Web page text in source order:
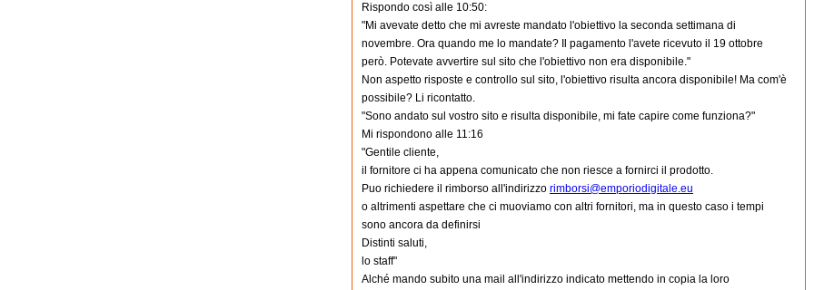
Rispondo così alle 10:50:
"Mi avevate detto che mi avreste mandato l'obiettivo la seconda settimana di
novembre. Ora quando me lo mandate? Il pagamento l'avete ricevuto il 19 ottobre
però. Potevate avvertire sul sito che l'obiettivo non era disponibile."
Non aspetto risposte e controllo sul sito, l'obiettivo risulta ancora disponibile! Ma com'è
possibile? Li ricontatto.
"Sono andato sul vostro sito e risulta disponibile, mi fate capire come funziona?"
Mi rispondono alle 11:16
"Gentile cliente,
il fornitore ci ha appena comunicato che non riesce a fornirci il prodotto.
Puo richiedere il rimborso all'indirizzo rimborsi@emporiodigitale.eu
o altrimenti aspettare che ci muoviamo con altri fornitori, ma in questo caso i tempi
sono ancora da definirsi
Distinti saluti,
lo staff"
Alché mando subito una mail all'indirizzo indicato mettendo in copia la loro